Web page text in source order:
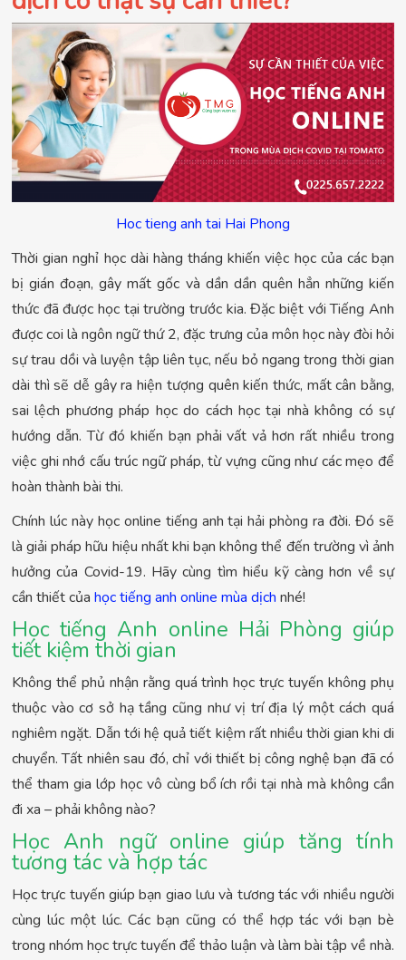
Hoc tieng anh tai Hai Phong
Thời gian nghỉ học dài hàng tháng khiến việc học của các bạn
bị gián đoạn, gây mất gốc và dần dần quên hẳn những kiến
thức đã được học tại trường trước kia. Đặc biệt với Tiếng Anh
được coi là ngôn ngữ thứ 2, đặc trưng của môn học này đòi hỏi
sự trau dồi và luyện tập liên tục, nếu bỏ ngang trong thời gian
dài thì sẽ dễ gây ra hiện tượng quên kiến thức, mất cân bằng,
sai lệch phương pháp học do cách học tại nhà không có sự
hướng dẫn. Từ đó khiến bạn phải vất vả hơn rất nhiều trong
việc ghi nhớ cấu trúc ngữ pháp, từ vựng cũng như các mẹo để
hoàn thành bài thi.
Chính lúc này học online tiếng anh tại hải phòng ra đời. Đó sẽ
là giải pháp hữu hiệu nhất khi bạn không thể đến trường vì ảnh
hưởng của Covid-19. Hãy cùng tìm hiểu kỹ càng hơn về sự
cần thiết của học tiếng anh online mùa dịch nhé!
Học tiếng Anh online Hải Phòng giúp
tiết kiệm thời gian
Không thể phủ nhận rằng quá trình học trực tuyến không phụ
thuộc vào cơ sở hạ tầng cũng như vị trí địa lý một cách quá
nghiêm ngặt. Dẫn tới hệ quả tiết kiệm rất nhiều thời gian khi di
chuyển. Tất nhiên sau đó, chỉ với thiết bị công nghệ bạn đã có
thể tham gia lớp học vô cùng bổ ích rồi tại nhà mà không cần
đi xa – phải không nào?
Học Anh ngữ online giúp tăng tính
tương tác và hợp tác
Học trực tuyến giúp bạn giao lưu và tương tác với nhiều người
cùng lúc một lúc. Các bạn cũng có thể hợp tác với bạn bè
trong nhóm học trực tuyến để thảo luận và làm bài tập về nhà.